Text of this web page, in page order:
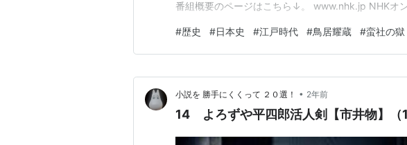
番組概要のページはこちら↓。 www.nhk.jp NHKオ
www.nhk-ondemand.jp 鳥居耀蔵と言っても、それ
れません。…
#歴史 #日本史 #江戸時代 #鳥居耀蔵 #蛮社の獄
小説を 勝手にくくって ２０選！ • 2年前
14 よろずや平四郎活人剣【市井物】（